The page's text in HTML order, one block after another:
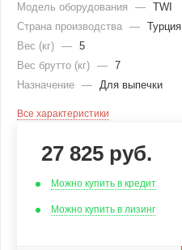
Модель оборудования
— TWI
Страна производства — Турция
Вес (кг) — 5
Вес брутто (кг) — 7
Назначение — Для выпечки
Все характеристики
27 825 руб.
Можно купить в кредит
Можно купить в лизинг